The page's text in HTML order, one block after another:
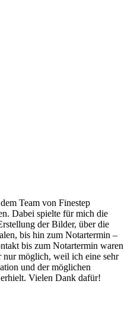
Team von Finestep
Dabei spielte für mich die
der Bilder, über die
bis hin zum Notartermin –
bis zum Notartermin waren
nur möglich, weil ich eine sehr
und der möglichen
Vielen Dank dafür!